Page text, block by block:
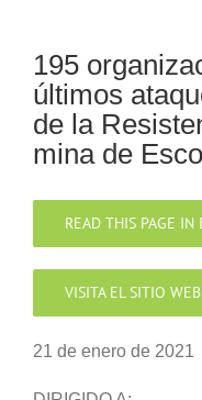
195
últimos
de la
mina de
READ THIS PAGE IN
VISITA EL SITIO
21 de enero de 2021